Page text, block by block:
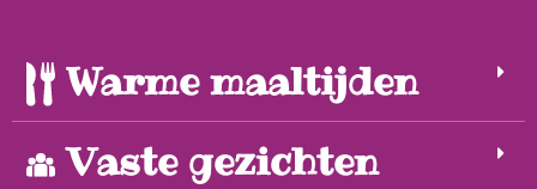
Warme maaltijden
Vaste gezichten